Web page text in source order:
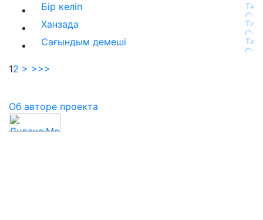
Бір келіп
Ханзада
Сағындым демеші
12 > >>>
Об авторе проекта